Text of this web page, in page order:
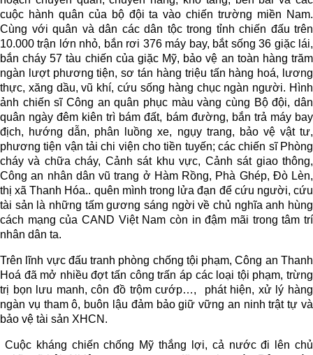
cuộc hành quân của bộ đội ta vào chiến trường miền Nam.
Cùng với quân và dân các dân tộc trong tỉnh chiến đấu trên
10.000 trận lớn nhỏ, bắn rơi 376 máy bay, bắt sống 36 giặc lái,
bắn cháy 57 tàu chiến của giặc Mỹ, bảo vệ an toàn hàng trăm
ngàn lư­ợt phư­ơng tiện, sơ tán hàng triệu tấn hàng hoá, lương
thực, xăng dầu, vũ khí, cứu sống hàng chục ngàn người. Hình
ảnh chiến sĩ Công an quân phục màu vàng cùng Bộ đội, dân
quân ngày đêm kiên trì bám đất, bám đường, bắn trả máy bay
địch, hướng dẫn, phân luồng xe, ngụy trang, bảo vệ vật tư,
phương tiện vận tải chi viện cho tiền tuyến; các chiến sĩ Phòng
cháy và chữa cháy, Cảnh sát khu vực, Cảnh sát giao thông,
Công an nhân dân vũ trang ở Hàm Rồng, Phà Ghép, Đò Lèn,
thị xã Thanh Hóa.. quên mình trong lửa đạn để cứu người, cứu
tài sản là những tấm gương sáng ngời về chủ nghĩa anh hùng
cách mạng của CAND Việt Nam còn in đậm mãi trong tâm trí
nhân dân ta.
Trên lĩnh vực đấu tranh phòng chống tội phạm, Công an Thanh
Hoá đã mở nhiều đợt tấn công trấn áp các loại tội phạm, trừng
trị bọn lưu manh, côn đồ trộm cướp…, phát hiện, xử lý hàng
ngàn vụ tham ô, buôn lậu đảm bảo giữ vững an ninh trật tự và
bảo vệ tài sản XHCN.
Cuộc kháng chiến chống Mỹ thắng lợi, cả nước đi lên chủ